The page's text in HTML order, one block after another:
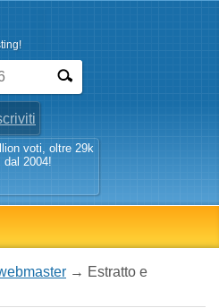
voti, oltre 29k
dal 2004!
→ Estratto e